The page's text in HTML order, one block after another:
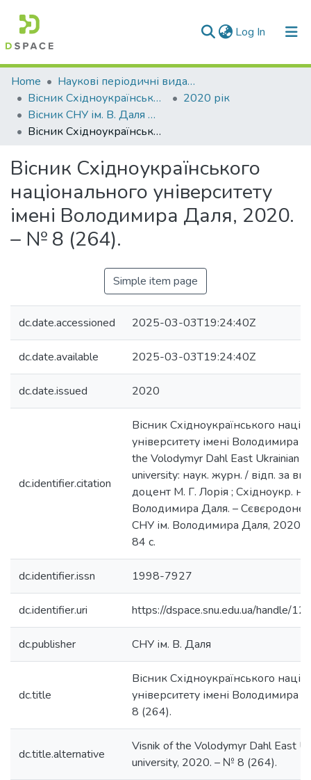
Log In (current)
Communities & Collections
All of DSpace
Statistics
Home
Наукові періодичні видання СНУ ім. В. Даля
Вісник Східноукраїнського національного університету імені В. Даля
2020 рік
Вісник СНУ ім. В. Даля № 8 (264) 2020
Вісник Східноукраїнського національного університету імені Володимира Даля, 2020. – № 8 (264).
Вісник Східноукраїнського
національного університету
імені Володимира Даля, 2020.
– № 8 (264).
Simple item page
dc.date.accessioned 2025-03-03T19:24:40Z
dc.date.available 2025-03-03T19:24:40Z
dc.date.issued 2020
dc.identifier.citation
Вісник Східноукраїнського
університету імені Володимира
the Volodymyr Dahl East Ukrainian
university: наук. журн. / відп. за
доцент М. Г. Лорія ; Східноукр.
Володимира Даля. –
СНУ ім. Володимира Даля, 2020.
84 с.
dc.identifier.issn 1998-7927
dc.identifier.uri https://dspace.snu.edu.ua/handle/
dc.publisher СНУ ім. В. Даля
dc.title
Вісник Східноукраїнського
університету імені Володимира
8 (264).
dc.title.alternative
Visnik of the Volodymyr Dahl East
university, 2020. – № 8 (264).